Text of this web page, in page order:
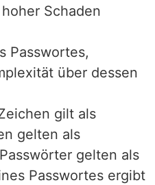
Schaden
Passwortes,
über dessen
gilt als
gelten als
gelten als
Passwortes ergibt